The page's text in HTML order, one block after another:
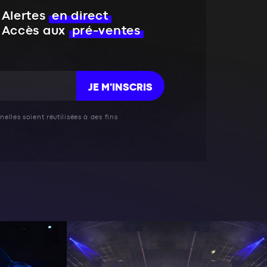
Alertes en direct
Accès aux pré-ventes
JE M'INSCRIS
soient réutilisées à des fins